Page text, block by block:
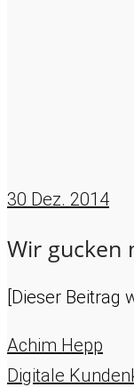
30 Dez. 2014
Wir gucken
[Dieser Beitrag
Achim Hepp
Digitale